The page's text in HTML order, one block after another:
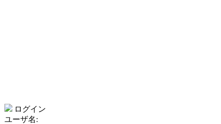
ログイン
ユーザ名: